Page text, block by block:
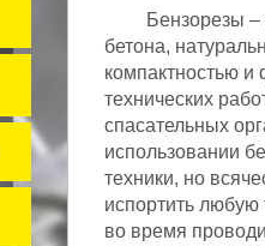
Бензорезы –
бетона,
компактностью
технических
спасательных
использовании
техники, но
испортить любую
во время